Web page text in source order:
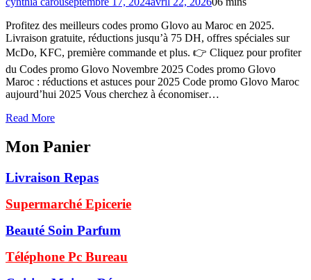
Profitez des meilleurs codes promo Glovo au Maroc en 2025.
Livraison gratuite, réductions jusqu’à 75 DH, offres spéciales sur
McDo, KFC, première commande et plus. 👉 Cliquez pour profiter
du Codes promo Glovo Novembre 2025 Codes promo Glovo
Maroc : réductions et astuces pour 2025 Code promo Glovo Maroc
aujourd’hui 2025 Vous cherchez à économiser…
Read More
Mon Panier
Livraison Repas
Supermarché Epicerie
Beauté Soin Parfum
Téléphone Pc Bureau